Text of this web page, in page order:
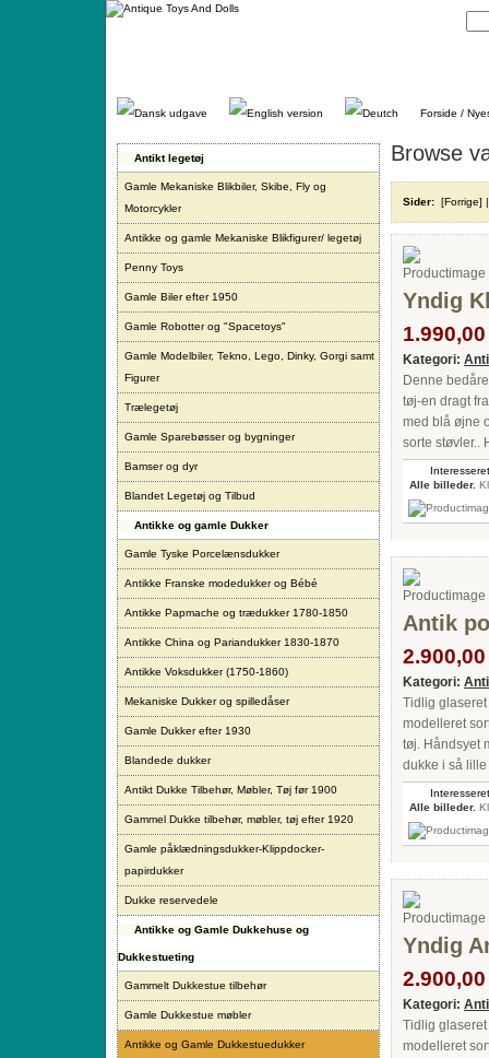
Gå
Forside /
Antikt legetøj
Gamle Mekaniske Blikbiler, Skibe, Fly og
Motorcykler
Antikke og gamle Mekaniske Blikfigurer/ legetøj
Penny Toys
Gamle Biler efter 1950
Gamle Robotter og "Spacetoys"
Gamle Modelbiler, Tekno, Lego, Dinky, Gorgi samt
Figurer
Trælegetøj
Gamle Sparebøsser og bygninger
Bamser og dyr
Blandet Legetøj og Tilbud
Antikke og gamle Dukker
Gamle Tyske Porcelænsdukker
Antikke Franske modedukker og Bébé
Antikke Papmache og trædukker 1780-1850
Antikke China og Pariandukker 1830-1870
Antikke Voksdukker (1750-1860)
Mekaniske Dukker og spilledåser
Gamle Dukker efter 1930
Blandede dukker
Antikt Dukke Tilbehør, Møbler, Tøj før 1900
Gammel Dukke tilbehør, møbler, tøj efter 1920
Gamle påklædningsdukker-Klippdocker-
papirdukker
Dukke reservedele
Antikke og Gamle Dukkehuse og
Dukkestueting
Gammelt Dukkestue tilbehør
Gamle Dukkestue møbler
Antikke og Gamle Dukkestuedukker
Browse
Sider: [Forrige]
Yndig
Kategori:
Denne
tøj-en dragt
med blå øjne
sorte støvler..
Alle billeder.
Antik
Kategori:
Tidlig
modelleret
tøj. Håndsyet
dukke i så
Alle billeder.
Yndig
Kategori:
Tidlig
modelleret